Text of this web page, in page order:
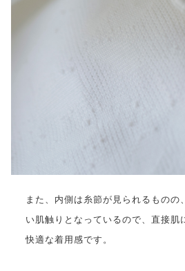
また、内側は糸節が見られるものの
い肌触りとなっているので、直接肌
快適な着用感です。